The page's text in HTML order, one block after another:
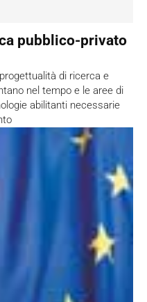
pubblico-privato
di ricerca e
nel tempo e le aree di
abilitanti necessarie